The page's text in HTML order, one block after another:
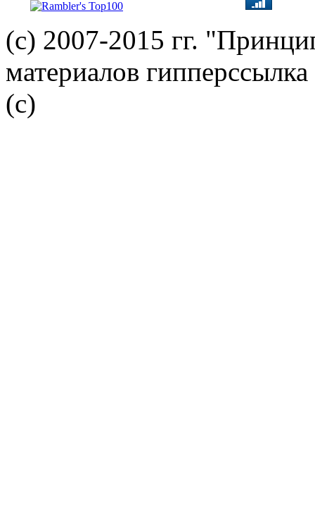
(с) 2007-2015 гг.
материалов гипперссылка
(c)